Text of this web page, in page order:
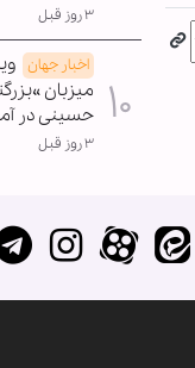
۳ روز قبل
اخبار جهان
میزبان
حسینی در
۳ روز قبل